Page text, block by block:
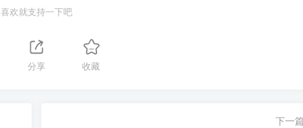
喜欢就支持一下吧
分享 收藏
下一